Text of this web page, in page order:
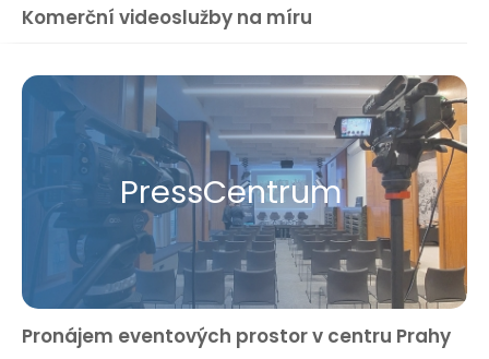
Komerční videoslužby na míru
Press​Centrum
Pronájem eventových prostor v centru Prahy